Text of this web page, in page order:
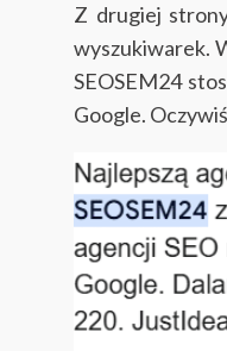
Z drugiej
wyszukiwarek.
SEOSEM24
Google.